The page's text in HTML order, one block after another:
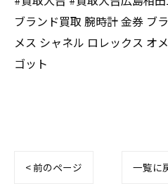
ブランド買取 腕時計 金券 ブ
メス シャネル ロレックス オ
ゴット
< 前のページ 一覧に